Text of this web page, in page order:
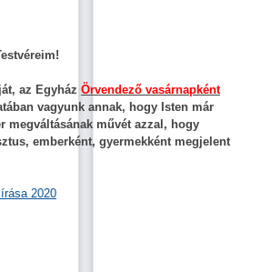
az Egyház Örvendező vasárnapként
vagyunk annak, hogy Isten már
megváltásának művét azzal, hogy
emberként, gyermekként megjelent
2020